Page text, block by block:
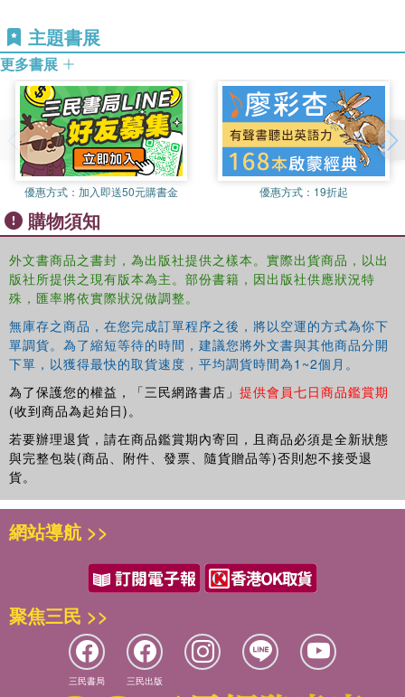
主題書展
更多書展
優惠方式： 加入即送50元購書金 優惠方式： 19折起
購物須知
外文書商品之書封，為出版社提供之樣本。實際出貨商品，以出
版社所提供之現有版本為主。部份書籍，因出版社供應狀況特
殊，匯率將依實際狀況做調整。
無庫存之商品，在您完成訂單程序之後，將以空運的方式為你下
單調貨。為了縮短等待的時間，建議您將外文書與其他商品分開
下單，以獲得最快的取貨速度，平均調貨時間為1~2個月。
為了保護您的權益，「三民網路書店」 提供會員七日商品鑑賞期
(收到商品為起始日)。
若要辦理退貨，請在商品鑑賞期內寄回，且商品必須是全新狀態
與完整包裝(商品、附件、發票、隨貨贈品等)否則恕不接受退
貨。
網站導航 >>
聚焦三民 >>
三民書局 三民出版